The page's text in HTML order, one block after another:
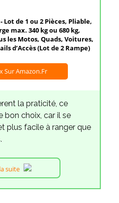
de 1 ou 2 Pièces, Pliable,
max. 340 kg ou 680 kg,
les Motos, Quads, Voitures,
d’Accès (Lot de 2 Rampe)
Sur Amazon.fr
la praticité, ce
bon choix, car il se
plus facile à ranger que
suite